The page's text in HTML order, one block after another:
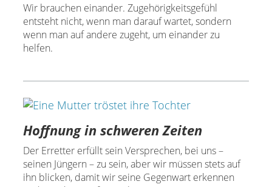
Wir brauchen einander. Zugehörigkeitsgefühl
entsteht nicht, wenn man darauf wartet, sondern
wenn man auf andere zugeht, um einander zu
helfen.
Hoffnung in schweren Zeiten
Der Erretter erfüllt sein Versprechen, bei uns –
seinen Jüngern – zu sein, aber wir müssen stets auf
ihn blicken, damit wir seine Gegenwart erkennen